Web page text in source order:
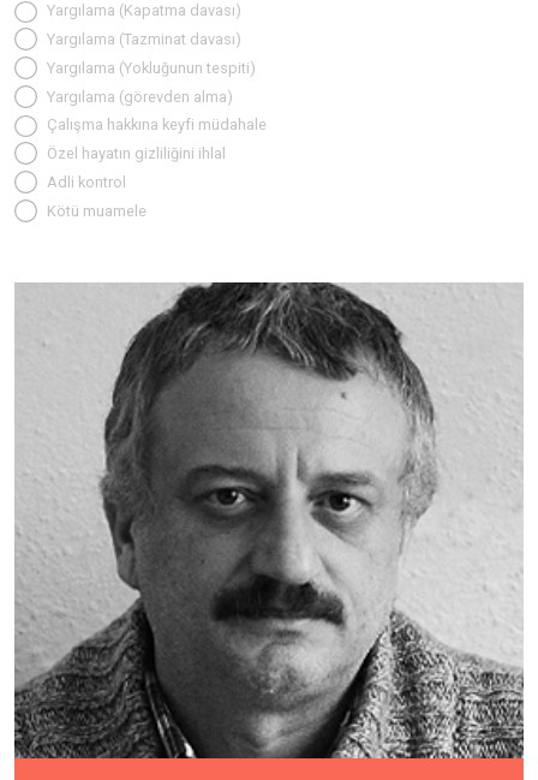
Yargılama (Kapatma davası)
Yargılama (Tazminat davası)
Yargılama (Yokluğunun tespiti)
Yargılama (görevden alma)
Çalışma hakkına keyfi müdahale
Özel hayatın gizliliğini ihlal
Adli kontrol
Kötü muamele